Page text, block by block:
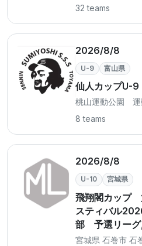
32 teams
2026/8/8
U-9 富山県
仙人カップU-9
桃山運動公園 運
8 teams
2026/8/8
U-10 宮城県
飛翔閣カップ
スティバル
部 予選リー
宮城県 石巻市 石